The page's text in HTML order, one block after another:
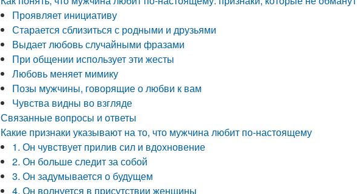
Проявляет инициативу
Старается сблизиться с родными и друзьями
Выдает любовь случайными фразами
При общении использует эти жесты
Любовь меняет мимику
Позы мужчины, говорящие о любви к вам
Чувства видны во взгляде
Связанные вопросы и ответы
Какие признаки указывают на то, что мужчина любит по-настоящему
1. Он чувствует прилив сил и вдохновение
2. Он больше следит за собой
3. Он задумывается о будущем
4. Он волнуется в присутствии женщины